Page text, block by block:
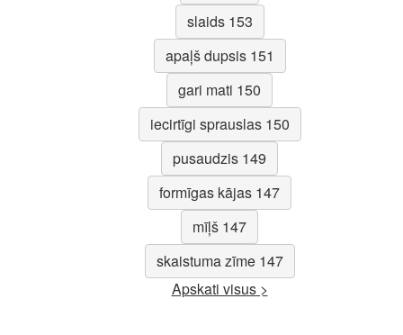
slaids 153
apaļš dupsis 151
gari mati 150
iecirtīgi sprauslas 150
pusaudzis 149
formīgas kājas 147
mīļš 147
skaistuma zīme 147
Apskati visus >